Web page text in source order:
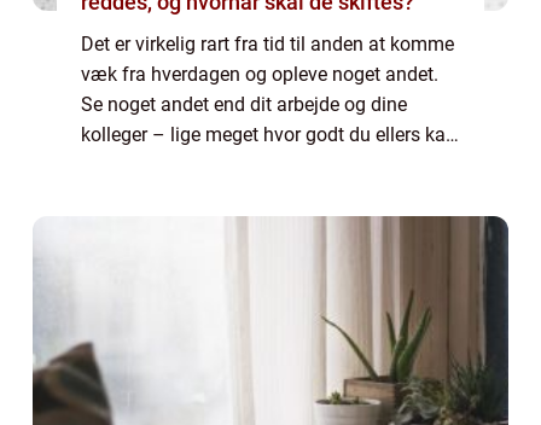
Det er virkelig rart fra tid til anden at komme
væk fra hverdagen og opleve noget andet.
Se noget andet end dit arbejde og dine
kolleger – lige meget hvor godt du ellers kan